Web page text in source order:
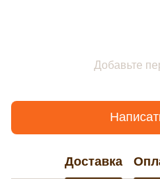
Добавьте
Доставка